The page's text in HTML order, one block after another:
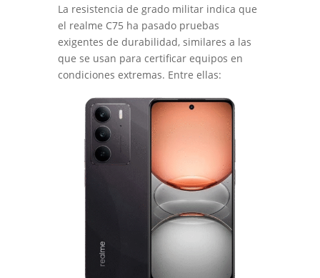
La resistencia de grado militar indica que
el realme C75 ha pasado pruebas
exigentes de durabilidad, similares a las
que se usan para certificar equipos en
condiciones extremas. Entre ellas: